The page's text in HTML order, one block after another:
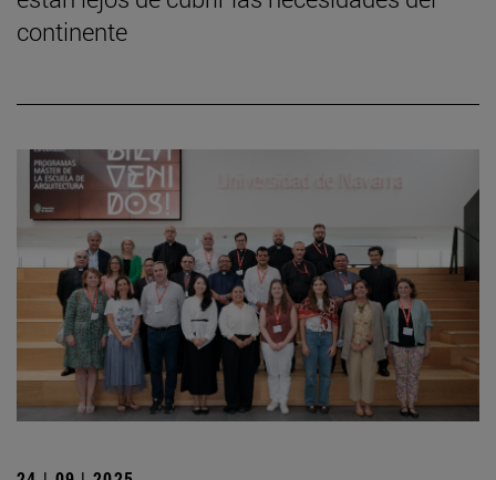
continente